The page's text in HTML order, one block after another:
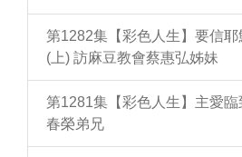
第1282集【彩色人生】要信
(上) 訪麻豆教會蔡惠弘姊妹
第1281集【彩色人生】主愛
春榮弟兄